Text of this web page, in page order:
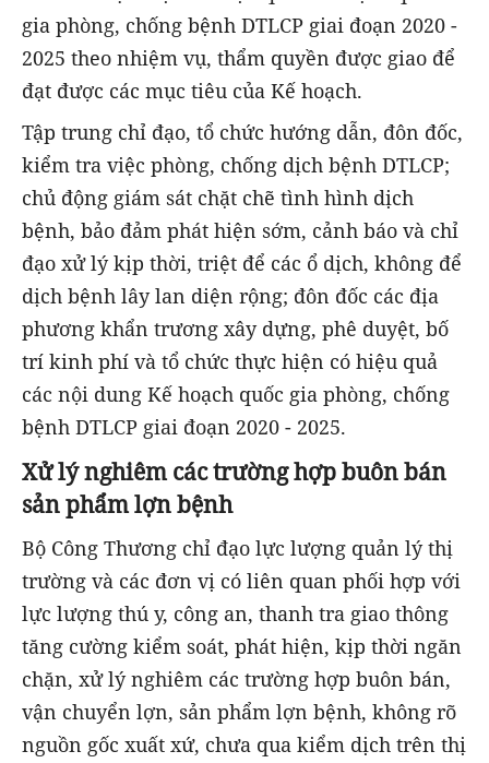
gia phòng, chống bệnh DTLCP giai đoạn 2020 -
2025 theo nhiệm vụ, thẩm quyền được giao để
đạt được các mục tiêu của Kế hoạch.
Tập trung chỉ đạo, tổ chức hướng dẫn, đôn đốc,
kiểm tra việc phòng, chống dịch bệnh DTLCP;
chủ động giám sát chặt chẽ tình hình dịch
bệnh, bảo đảm phát hiện sớm, cảnh báo và chỉ
đạo xử lý kịp thời, triệt để các ổ dịch, không để
dịch bệnh lây lan diện rộng; đôn đốc các địa
phương khẩn trương xây dựng, phê duyệt, bố
trí kinh phí và tổ chức thực hiện có hiệu quả
các nội dung Kế hoạch quốc gia phòng, chống
bệnh DTLCP giai đoạn 2020 - 2025.
Xử lý nghiêm các trường hợp buôn bán
sản phẩm lợn bệnh
Bộ Công Thương chỉ đạo lực lượng quản lý thị
trường và các đơn vị có liên quan phối hợp với
lực lượng thú y, công an, thanh tra giao thông
tăng cường kiểm soát, phát hiện, kịp thời ngăn
chặn, xử lý nghiêm các trường hợp buôn bán,
vận chuyển lợn, sản phẩm lợn bệnh, không rõ
nguồn gốc xuất xứ, chưa qua kiểm dịch trên thị